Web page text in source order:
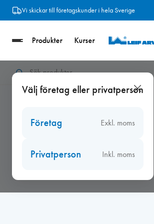
Hoppa
Vi skickar till företagskunder i hela Sverige
Produkter Kurser
Välj företag eller privatperson
Företag Exkl. moms
Privatperson Inkl. moms
Hem Fresh TL80DE dBr Endast rör 500mm,